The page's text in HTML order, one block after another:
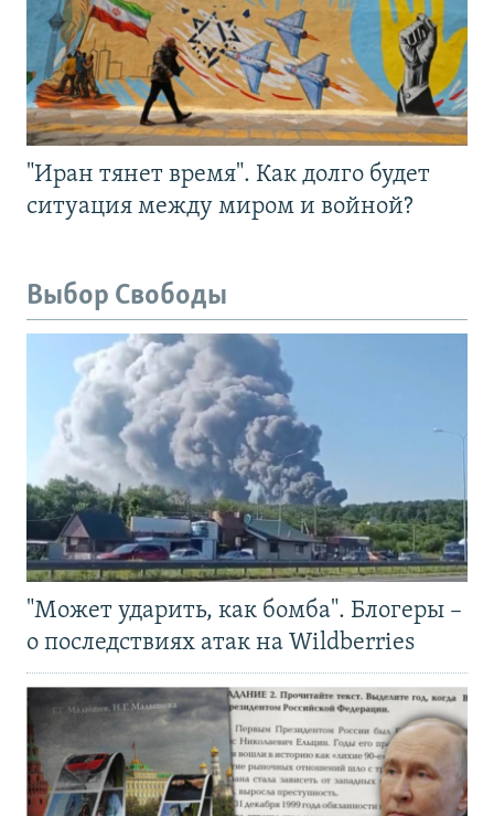
"Иран тянет время". Как долго будет
ситуация между миром и войной?
Выбор Свободы
"Может ударить, как бомба". Блогеры –
о последствиях атак на Wildberries